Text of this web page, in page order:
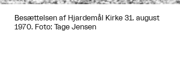
Besættelsen af Hjardemål Kirke 31. august
1970. Foto: Tage Jensen